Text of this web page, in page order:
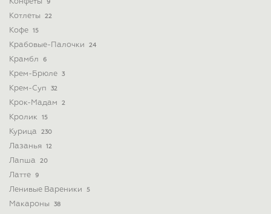
9
Котлеты 22
Кофе 15
Крабовые-Палочки 24
Крамбл 6
Крем-Брюле 3
Крем-Суп 32
Крок-Мадам 2
Кролик 15
Курица 230
Лазанья 12
Лапша 20
Латте 9
Ленивые Вареники 5
Макароны 38